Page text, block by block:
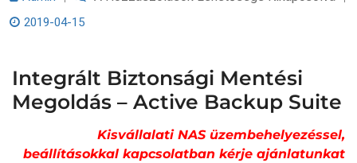
Backup
Suite
Bejegyzéshez
2019-04-15
Integrált Biztonsági Mentési
Megoldás – Active Backup Suite
Kisvállalati NAS üzembehelyezéssel,
beállításokkal kapcsolatban kérje ajánlatunkat